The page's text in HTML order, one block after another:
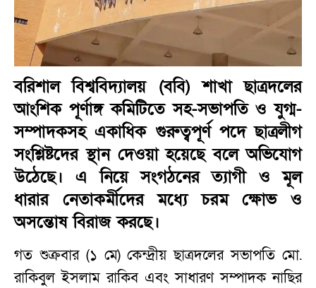
বরিশাল বিশ্ববিদ্যালয় (ববি) শাখা ছাত্রদলের
আংশিক পূর্ণাঙ্গ কমিটিতে সহ-সভাপতি ও যুগ্ম-
সম্পাদকসহ একাধিক গুরুত্বপূর্ণ পদে ছাত্রলীগ
সংশ্লিষ্টদের স্থান দেওয়া হয়েছে বলে অভিযোগ
উঠেছে। এ নিয়ে সংগঠনের ত্যাগী ও মূল
ধারার নেতাকর্মীদের মধ্যে চরম ক্ষোভ ও
অসন্তোষ বিরাজ করছে।
গত শুক্রবার (১ মে) কেন্দ্রীয় ছাত্রদলের সভাপতি মো.
রাকিবুল ইসলাম রাকিব এবং সাধারণ সম্পাদক নাছির